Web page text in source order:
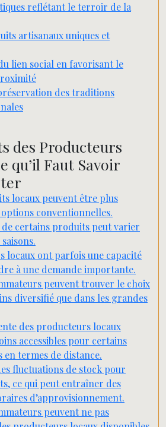
reflétant le terroir de la
artisanaux uniques et
lien social en favorisant le
des traditions
des Producteurs
qu’il Faut Savoir
locaux peuvent être plus
options conventionnelles.
certains produits peut varier
locaux ont parfois une capacité
à une demande importante.
peuvent trouver le choix
diversifié que dans les grandes
des producteurs locaux
accessibles pour certains
en termes de distance.
fluctuations de stock pour
ce qui peut entraîner des
d’approvisionnement.
peuvent ne pas